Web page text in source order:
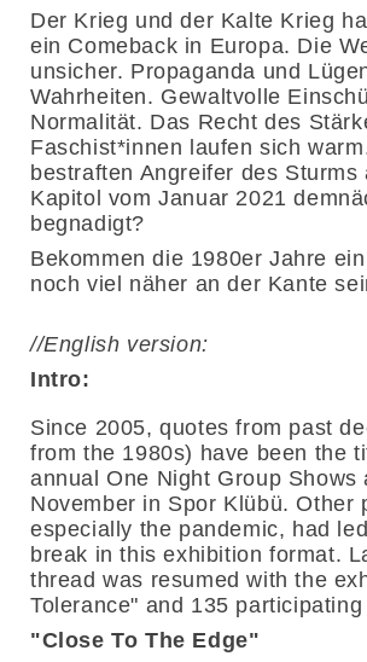
Der Krieg und der Kalte Krieg
ein Comeback in Europa. Die
unsicher. Propaganda und
Wahrheiten. Gewaltvolle
Normalität. Das Recht des
Faschist*innen laufen sich
bestraften Angreifer des Sturms
Kapitol vom Januar 2021
begnadigt?
Bekommen die 1980er Jahre
noch viel näher an der Kante
//English version:
Intro:
Since 2005, quotes from past
from the 1980s) have been the
annual One Night Group Shows
November in Spor Klübü. Other
especially the pandemic, had
break in this exhibition format.
thread was resumed with the
Tolerance" and 135
"Close To The Edge"